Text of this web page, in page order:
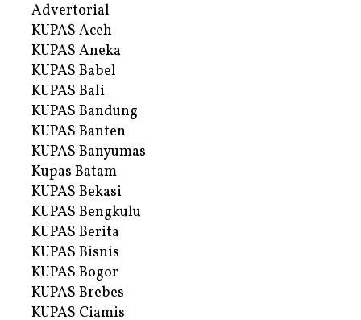
Advertorial
KUPAS Aceh
KUPAS Aneka
KUPAS Babel
KUPAS Bali
KUPAS Bandung
KUPAS Banten
KUPAS Banyumas
Kupas Batam
KUPAS Bekasi
KUPAS Bengkulu
KUPAS Berita
KUPAS Bisnis
KUPAS Bogor
KUPAS Brebes
KUPAS Ciamis